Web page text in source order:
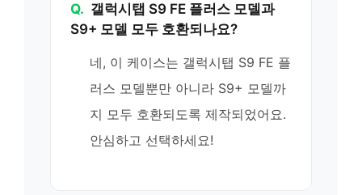
Q. 갤럭시탭 S9 FE 플러스 모델과
S9+ 모델 모두 호환되나요?
네, 이 케이스는 갤럭시탭 S9 FE 플
러스 모델뿐만 아니라 S9+ 모델까
지 모두 호환되도록 제작되었어요.
안심하고 선택하세요!